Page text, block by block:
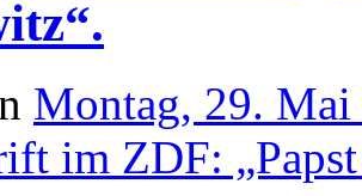
Montag, 29. Mai
im ZDF: